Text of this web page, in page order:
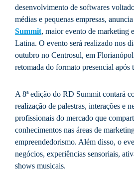
desenvolvimento de softwares
médias e pequenas empresas,
Summit, maior evento de marketing
Latina. O evento será realizado nos
outubro no Centrosul, em
retomada do formato presencial após
A 8ª edição do RD Summit contará
realização de palestras, interações e
profissionais do mercado que
conhecimentos nas áreas de
empreendedorismo. Além disso, o
negócios, experiências sensoriais,
shows musicais.